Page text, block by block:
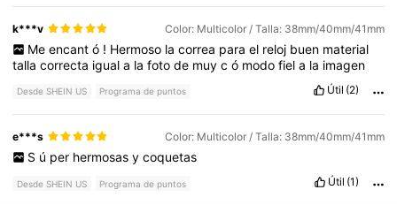
k***v Color: Multicolor / Talla: 38mm/40mm/41mm
Me encant ó ! Hermoso la correa para el reloj buen material
tallacorrecta iguala lafotode muycó modofiela la imagen
Desde SHEIN US Programa de puntos Útil (2)
e***s Color: Multicolor / Talla: 38mm/40mm/41mm
S ú per hermosas y coquetas
Desde SHEIN US Programa de puntos Útil (1)